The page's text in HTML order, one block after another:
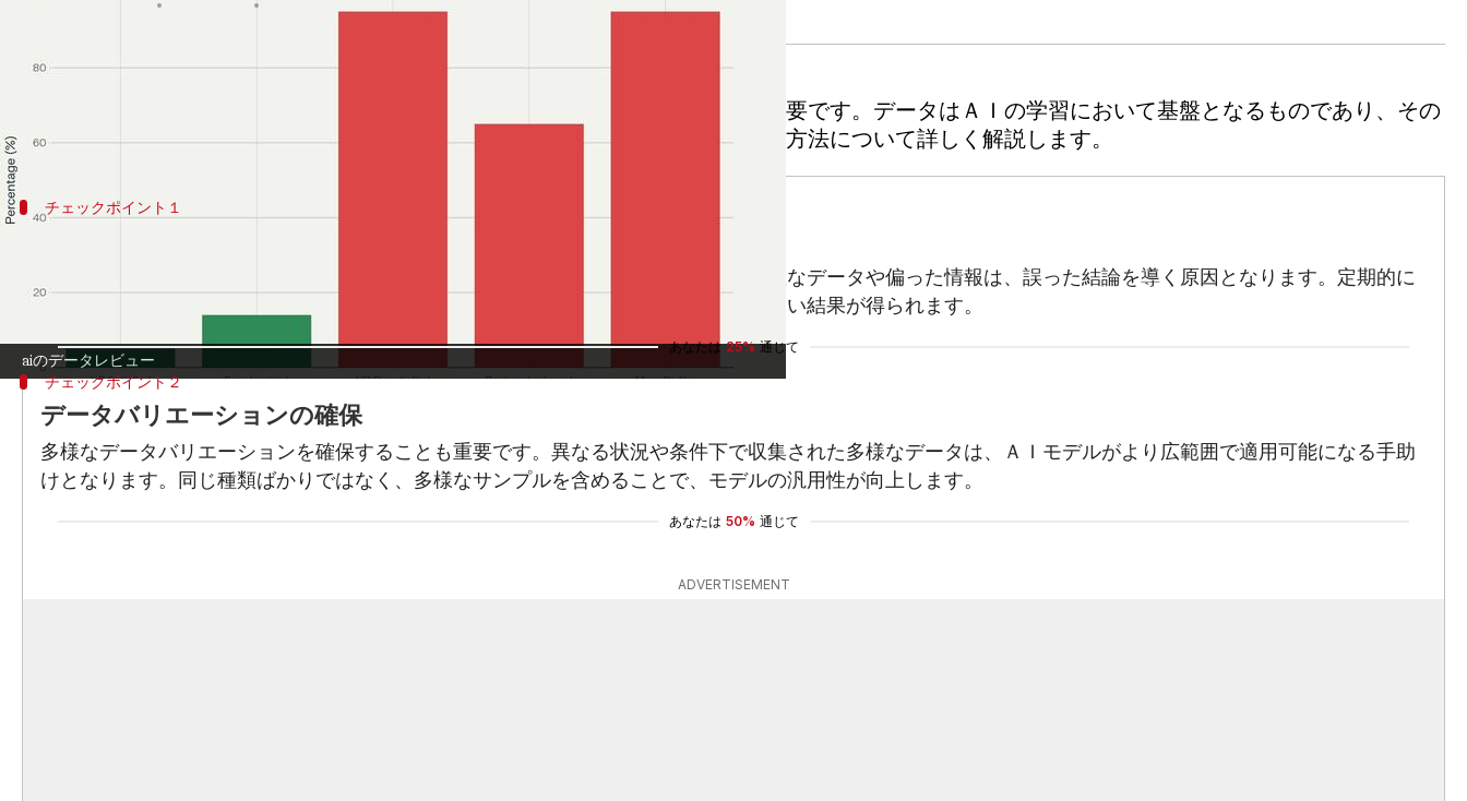
aiのデータレビュー
どんな話なの
ＡＩ（人工知能）の性能を向上させるためには、定期的なデータレビューが重要です。データはＡＩの学習において基盤となるものであり、その
チェックポイント１
データ品質を確認することは、ＡＩモデルの精度を高めるために不可欠です。不正確なデータや偏った情報は、誤った結論を導く原因となります。定期的に
データセットを見直し、不足している情報や誤りを修正することで、より信頼性の高い結果が得られます。
あなたは 25% 通じて
チェックポイント２
データバリエーションの確保
多様なデータバリエーションを確保することも重要です。異なる状況や条件下で収集された多様なデータは、ＡＩモデルがより広範囲で適用可能になる手助
けとなります。同じ種類ばかりではなく、多様なサンプルを含めることで、モデルの汎用性が向上します。
あなたは 50% 通じて
ADVERTISEMENT